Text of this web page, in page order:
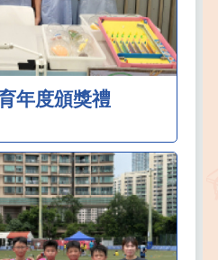
年度頒獎禮